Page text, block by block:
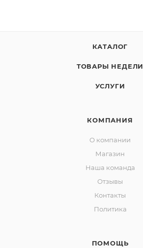
КАТАЛОГ
ТОВАРЫ НЕДЕЛИ
УСЛУГИ
КОМПАНИЯ
О компании
Магазин
Наша команда
Отзывы
Контакты
Политика
ПОМОЩЬ